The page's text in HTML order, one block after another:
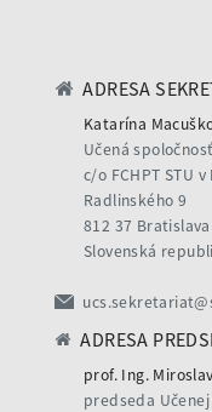
ADRESA
Katarína
Učená
c/o FCHPT STU
Radlinského 9
812 37 Bratislava
Slovenská
ADRESA
prof. Ing.
predseda